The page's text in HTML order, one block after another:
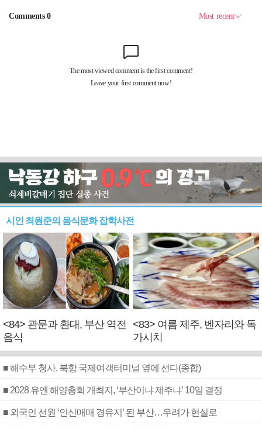
시인 최원준의 음식문화 잡학사전
<84> 관문과 환대, 부산 역전
음식
<83> 여름 제주, 벤자리와 독
가시치
■ 해수부 청사, 북항 국제여객터미널 옆에 선다(종합)
■ 2028 유엔 해양총회 개최지, ‘부산이냐 제주냐’ 10일 결정
■ 외국인 선원 ‘인신매매 경유지’ 된 부산…우려가 현실로